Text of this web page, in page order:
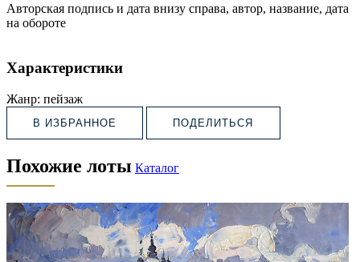
Авторская подпись и дата внизу справа, автор, название, дата
на обороте
Характеристики
Жанр: пейзаж
В ИЗБРАННОЕ ПОДЕЛИТЬСЯ
Похожие лоты Каталог